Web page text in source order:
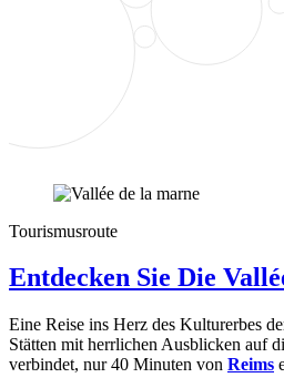
Tourismusroute
Entdecken Sie Die
Eine Reise ins Herz des Kulturerbes
Stätten mit herrlichen Ausblicken auf
verbindet, nur 40 Minuten von Reims